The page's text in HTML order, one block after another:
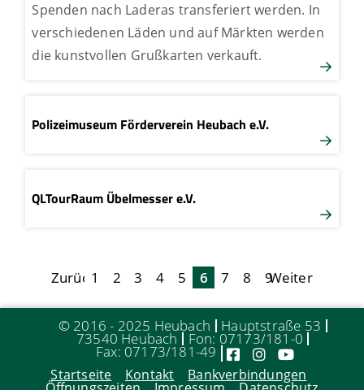
Spenden nach Laderas transferiert werden. In
verschiedenen Läden und auf Märkten werden
die kunstvollen Grußkarten verkauft.
Polizeimuseum Förderverein Heubach e.V.
QLTourRaum Übelmesser e.V.
Zurück
1 2 3 4 5 6 7 8 9Weiter
© 2016 - 2025 Heubach Hauptstraße 53
73540 Heubach Fon: 07173/181-0
Fax: 07173/181-49
Startseite Kontakt Bankverbindungen